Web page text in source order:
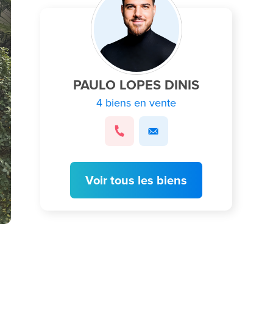
PAULO LOPES DINIS
4 biens en vente
Voir tous les biens